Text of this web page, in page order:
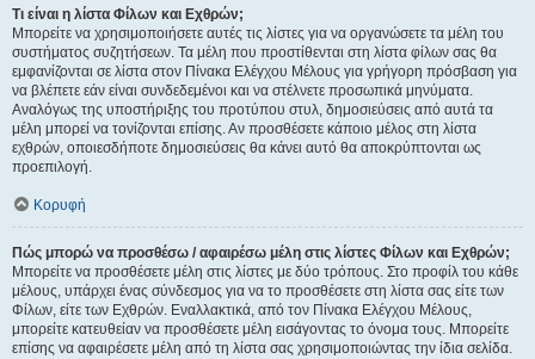
Τι είναι η λίστα Φίλων και Εχθρών;
Μπορείτε να χρησιμοποιήσετε αυτές τις λίστες για να οργανώσετε τα μέλη του
συστήματος συζητήσεων. Τα μέλη που προστίθενται στη λίστα φίλων σας θα
εμφανίζονται σε λίστα στον Πίνακα Ελέγχου Μέλους για γρήγορη πρόσβαση για
να βλέπετε εάν είναι συνδεδεμένοι και να στέλνετε προσωπικά μηνύματα.
Αναλόγως της υποστήριξης του προτύπου στυλ, δημοσιεύσεις από αυτά τα
μέλη μπορεί να τονίζονται επίσης. Αν προσθέσετε κάποιο μέλος στη λίστα
εχθρών, οποιεσδήποτε δημοσιεύσεις θα κάνει αυτό θα αποκρύπτονται ως
προεπιλογή.
Κορυφή
Πώς μπορώ να προσθέσω / αφαιρέσω μέλη στις λίστες Φίλων και Εχθρών;
Μπορείτε να προσθέσετε μέλη στις λίστες με δύο τρόπους. Στο προφίλ του κάθε
μέλους, υπάρχει ένας σύνδεσμος για να το προσθέσετε στη λίστα σας είτε των
Φίλων, είτε των Εχθρών. Εναλλακτικά, από τον Πίνακα Ελέγχου Μέλους,
μπορείτε κατευθείαν να προσθέσετε μέλη εισάγοντας το όνομα τους. Μπορείτε
επίσης να αφαιρέσετε μέλη από τη λίστα σας χρησιμοποιώντας την ίδια σελίδα.